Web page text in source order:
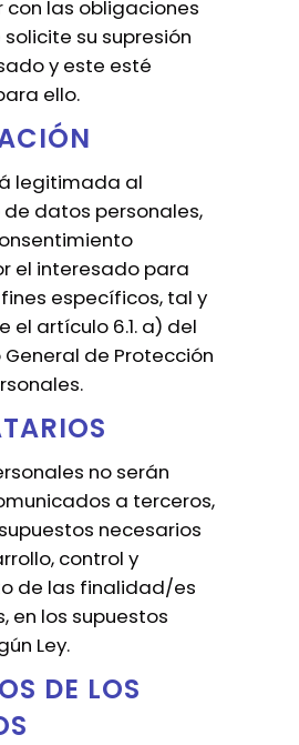
con las obligaciones
su supresión
y este esté
ello.
legitimada al
datos personales,
el interesado para
específicos, tal y
el artículo 6.1. a) del
de Protección
no serán
a terceros,
necesarios
control y
de las finalidad/es
en los supuestos
Ley.
DE LOS